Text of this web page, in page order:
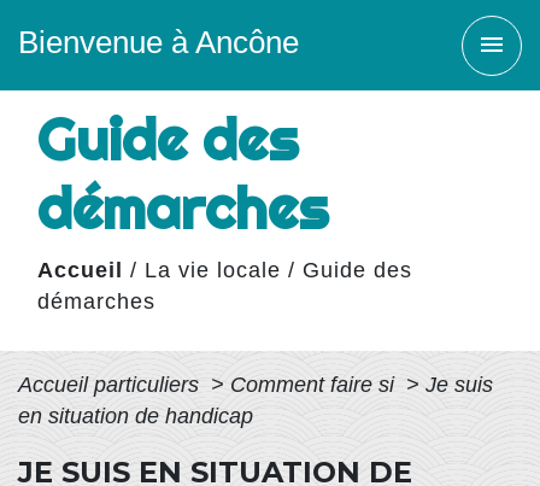
Bienvenue à Ancône menu
Guide des
démarches
Accueil / La vie locale / Guide des
démarches
Accueil particuliers > Comment faire si > Je suis
en situation de handicap
JE SUIS EN SITUATION DE